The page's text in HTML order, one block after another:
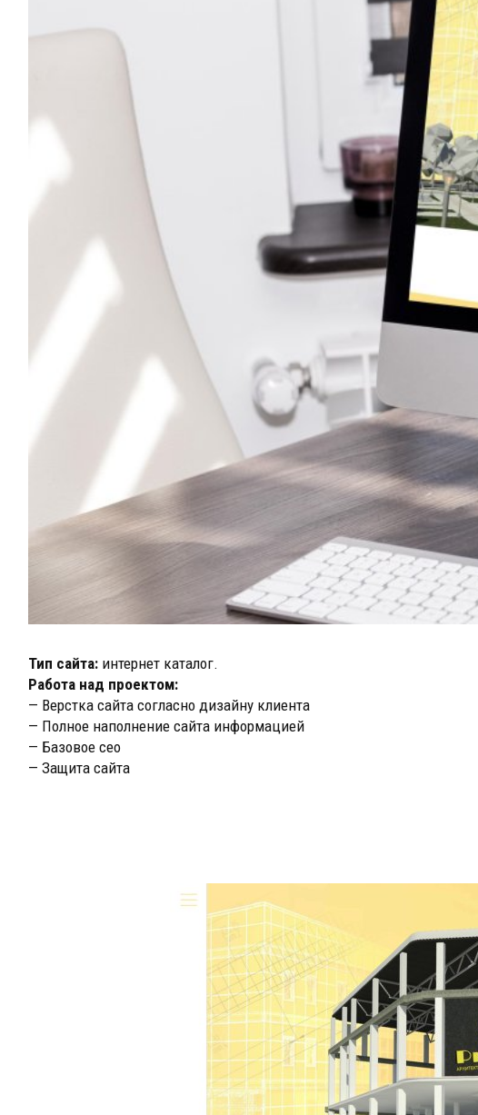
Тип сайта: интернет каталог.
Работа над проектом:
— Верстка сайта согласно дизайну клиента
— Полное наполнение сайта информацией
— Базовое сео
— Защита сайта